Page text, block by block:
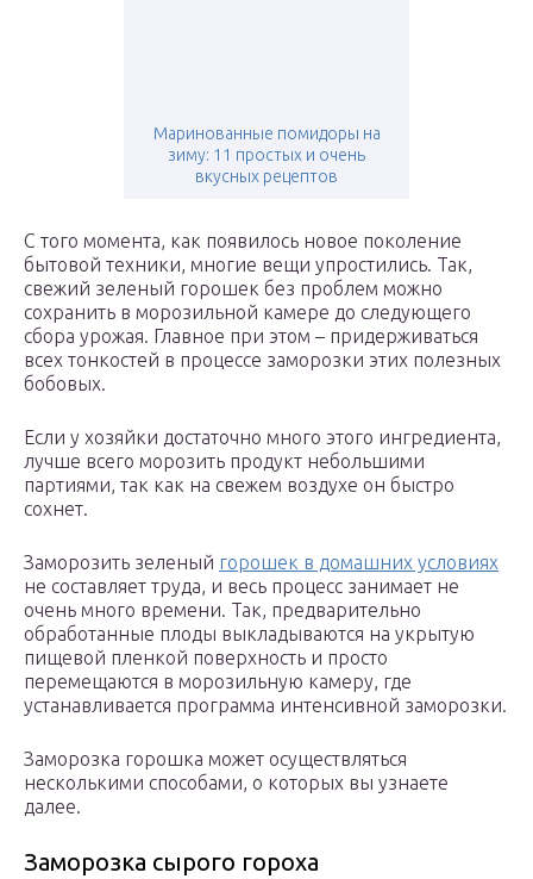
Маринованные помидоры на
зиму: 11 простых и очень
вкусных рецептов
С того момента, как появилось новое поколение
бытовой техники, многие вещи упростились. Так,
свежий зеленый горошек без проблем можно
сохранить в морозильной камере до следующего
сбора урожая. Главное при этом – придерживаться
всех тонкостей в процессе заморозки этих полезных
бобовых.
Если у хозяйки достаточно много этого ингредиента,
лучше всего морозить продукт небольшими
партиями, так как на свежем воздухе он быстро
сохнет.
Заморозить зеленый горошек в домашних условиях
не составляет труда, и весь процесс занимает не
очень много времени. Так, предварительно
обработанные плоды выкладываются на укрытую
пищевой пленкой поверхность и просто
перемещаются в морозильную камеру, где
устанавливается программа интенсивной заморозки.
Заморозка горошка может осуществляться
несколькими способами, о которых вы узнаете
далее.
Заморозка сырого гороха